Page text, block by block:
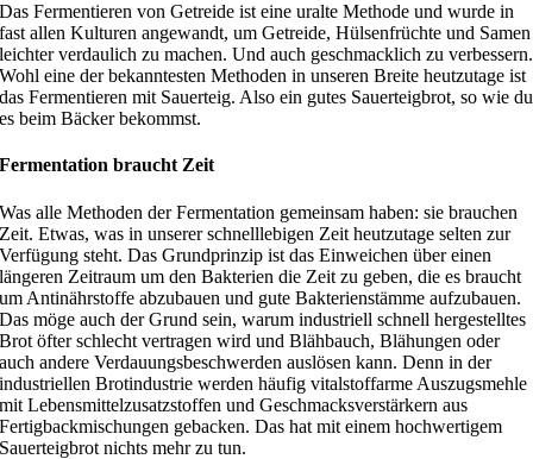
Das Fermentieren von Getreide ist eine uralte Methode und wurde in
fast allen Kulturen angewandt, um Getreide, Hülsenfrüchte und Samen
leichter verdaulich zu machen. Und auch geschmacklich zu verbessern.
Wohl eine der bekanntesten Methoden in unseren Breite heutzutage ist
das Fermentieren mit Sauerteig. Also ein gutes Sauerteigbrot, so wie du
es beim Bäcker bekommst.
Fermentation braucht Zeit
Was alle Methoden der Fermentation gemeinsam haben: sie brauchen
Zeit. Etwas, was in unserer schnelllebigen Zeit heutzutage selten zur
Verfügung steht. Das Grundprinzip ist das Einweichen über einen
längeren Zeitraum um den Bakterien die Zeit zu geben, die es braucht
um Antinährstoffe abzubauen und gute Bakterienstämme aufzubauen.
Das möge auch der Grund sein, warum industriell schnell hergestelltes
Brot öfter schlecht vertragen wird und Blähbauch, Blähungen oder
auch andere Verdauungsbeschwerden auslösen kann. Denn in der
industriellen Brotindustrie werden häufig vitalstoffarme Auszugsmehle
mit Lebensmittelzusatzstoffen und Geschmacksverstärkern aus
Fertigbackmischungen gebacken. Das hat mit einem hochwertigem
Sauerteigbrot nichts mehr zu tun.